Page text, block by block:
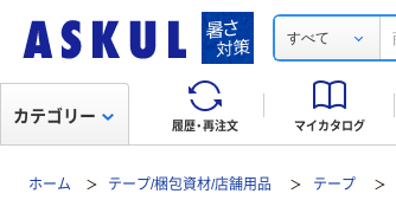
すべて
履歴・再注文 マイカタログ
カテゴリー
ホーム テープ/梱包資材/店舗用品 テープ